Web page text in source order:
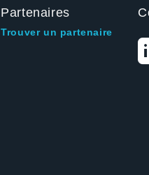
Partenaires
Trouver un partenaire